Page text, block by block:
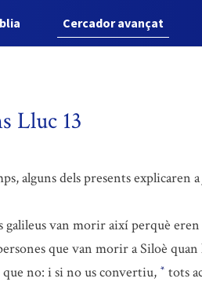
Cercador avançat
Lluc 13
alguns dels presents explicaren
van morir així perquè eren
que van morir a Siloè
que no: i si no us convertiu, * tots